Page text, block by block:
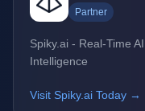
Partner
Spiky.ai - Real-Time
Intelligence
Visit Spiky.ai Today →